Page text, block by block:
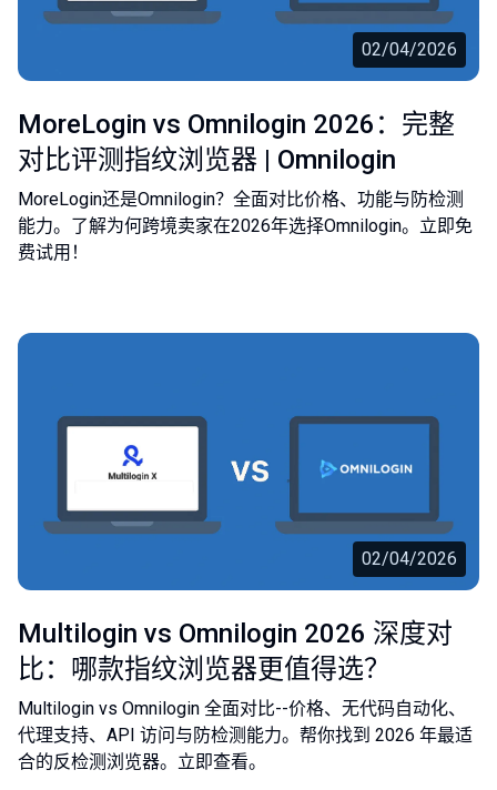
02/04/2026
MoreLogin vs Omnilogin 2026：完整
对比评测指纹浏览器 | Omnilogin
MoreLogin还是Omnilogin？全面对比价格、功能与防检测
能力。了解为何跨境卖家在2026年选择Omnilogin。立即免
费试用！
02/04/2026
Multilogin vs Omnilogin 2026 深度对
比：哪款指纹浏览器更值得选？
Multilogin vs Omnilogin 全面对比--价格、无代码自动化、
代理支持、API 访问与防检测能力。帮你找到 2026 年最适
合的反检测浏览器。立即查看。